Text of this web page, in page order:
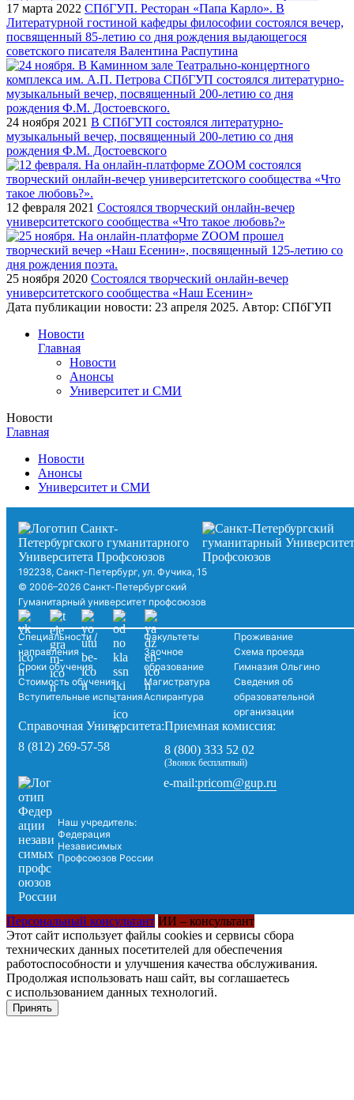
17 марта 2022 СПбГУП. Ресторан «Папа Карло». В
Литературной гостиной кафедры философии состоялся вечер,
посвященный 85-летию со дня рождения выдающегося
советского писателя Валентина Распутина
24 ноября 2021 В СПбГУП состоялся литературно-
музыкальный вечер, посвященный 200-летию со дня
рождения Ф.М. Достоевского
12 февраля 2021 Состоялся творческий онлайн-вечер
университетского сообщества «Что такое любовь?»
25 ноября 2020 Состоялся творческий онлайн-вечер
университетского сообщества «Наш Есенин»
Дата публикации новости: 23 апреля 2025. Автор: СПбГУП
Новости
Главная
Новости
Анонсы
Университет и СМИ
Новости
Главная
Новости
Анонсы
Университет и СМИ
192238, Санкт-Петербург, ул. Фучика, 15
© 2006–2026 Санкт-Петербургский
Гуманитарный университет профсоюзов
Специальности /
направления
Сроки обучения
Стоимость обучения
Вступительные испытания
Факультеты
Заочное
образование
Магистратура
Аспирантура
Проживание
Схема проезда
Гимназия Ольгино
Сведения об
образовательной
организации
Справочная Университета:
8 (812) 269-57-58
Приемная комиссия:
8 (800) 333 52 02
(Звонок бесплатный)
Наш учредитель:
Федерация
Независимых
Профсоюзов России
e-mail:pricom@gup.ru
Персональный консультант ИИ – консультант
Этот сайт использует файлы cookies и сервисы сбора
технических данных посетителей для обеспечения
работоспособности и улучшения качества обслуживания.
Продолжая использовать наш сайт, вы соглашаетесь
с использованием данных технологий.
Принять